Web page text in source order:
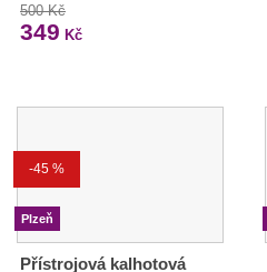
500 Kč
349 Kč
-45 %
Plzeň
Přístrojová kalhotová